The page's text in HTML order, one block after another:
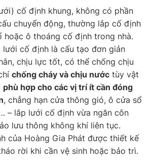
cố định khung, không có phần
chuyển động, thường lắp cố định
hoặc ô thoáng cố định trong nhà.
lưới cố định là cấu tạo đơn giản
chịu lực tốt, có thể chống chịu
chống cháy và chịu nước tùy vật
phù hợp cho các vị trí ít cần đóng
, chẳng hạn cửa thông gió, ô cửa sổ
– lắp lưới cố định vừa ngăn côn
lưu thông không khí liên tục.
của Hoàng Gia Phát được thiết kế
rời khi cần vệ sinh hoặc bảo trì.